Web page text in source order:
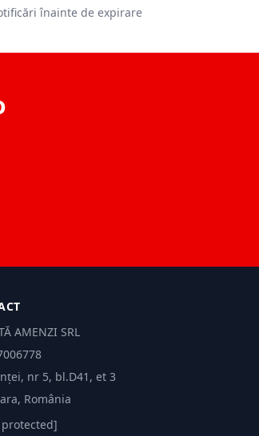
înainte de expirare
AMENZI SRL
nr 5, bl.D41, et 3
România